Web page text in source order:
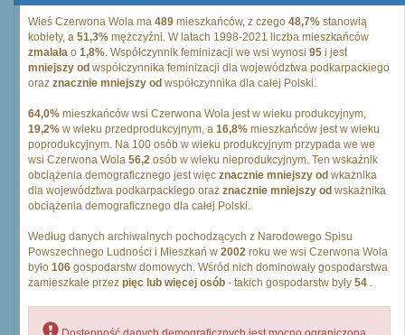
Wieś Czerwona Wola ma 489 mieszkańców, z czego 48,7% stanowią
kobiety, a 51,3% mężczyźni. W latach 1998-2021 liczba mieszkańców
zmalała o 1,8%. Współczynnik feminizacji we wsi wynosi 95 i jest
mniejszy od współczynnika feminizacji dla województwa podkarpackiego
oraz znacznie mniejszy od współczynnika dla całej Polski.
64,0% mieszkańców wsi Czerwona Wola jest w wieku produkcyjnym,
19,2% w wieku przedprodukcyjnym, a 16,8% mieszkańców jest w wieku
poprodukcyjnym. Na 100 osób w wieku produkcyjnym przypada we we
wsi Czerwona Wola 56,2 osób w wieku nieprodukcyjnym. Ten wskaźnik
obciążenia demograficznego jest więc znacznie mniejszy od wkażnika
dla województwa podkarpackiego oraz znacznie mniejszy od wskażnika
obciążenia demograficznego dla całej Polski.
Według danych archiwalnych pochodzących z Narodowego Spisu
Powszechnego Ludności i Mieszkań w 2002 roku we wsi Czerwona Wola
było 106 gospodarstw domowych. Wśród nich dominowały gospodarstwa
zamieszkałe przez pięc lub więcej osób - takich gospodarstw były 54 .